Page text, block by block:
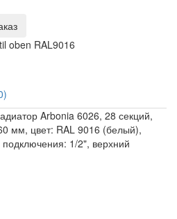
oben RAL9016
Arbonia 6026, 28 секций,
мм, цвет: RAL 9016 (белый),
1/2", верхний